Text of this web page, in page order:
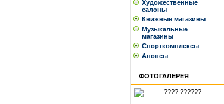
Художественные
салоны
Книжные магазины
Музыкальные
магазины
Спорткомплексы
Анонсы
ФОТОГАЛЕРЕЯ